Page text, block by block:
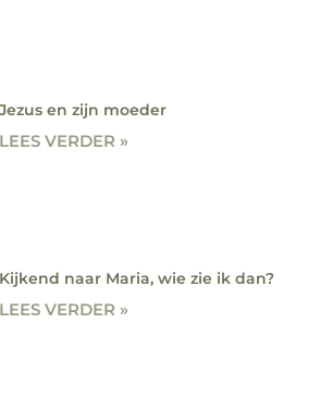
Jezus en zijn moeder
LEES VERDER »
Kijkend naar Maria, wie zie ik dan?
LEES VERDER »